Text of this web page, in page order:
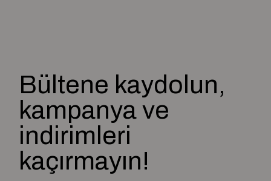
Bültene kaydolun,
kampanya ve
indirimleri
kaçırmayın!